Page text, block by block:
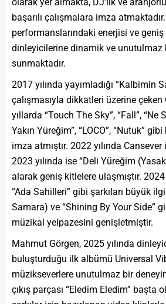
başarılı çalışmalara imza
performanslarındaki enerjisi ve geniş
dinleyicilerine dinamik ve unutulmaz
sunmaktadır.
2017 yılında yayımladığı “Kalbimin
çalışmasıyla dikkatleri üzerine çeken
yıllarda “Touch The Sky”, “Fall”, “Ne
Yakın Yüreğim”, “LOCO”, “Nutuk”
imza atmıştır. 2022 yılında
2023 yılında ise “Deli Yüreğim
alarak geniş kitlelere ulaşmıştır. 2024
“Ada Sahilleri” gibi şarkıları büyük
Samara) ve “Shining By Your Side”
müzikal yelpazesini genişletmiştir.
Mahmut Görgen, 2025 yılında
buluşturduğu ilk albümü Universal
müzikseverlere unutulmaz bir
çıkış parçası “Eledim Eledim” başta